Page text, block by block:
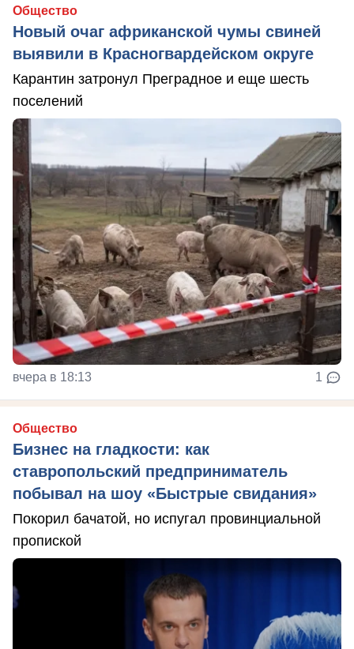
Общество
Новый очаг африканской чумы свиней
выявили в Красногвардейском округе
Карантин затронул Преградное и еще шесть
поселений
вчера в 18:13 1
Общество
Бизнес на гладкости: как
ставропольский предприниматель
побывал на шоу «Быстрые свидания»
Покорил бачатой, но испугал провинциальной
пропиской